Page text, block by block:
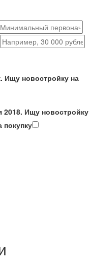
Ищу новостройку на
2018. Ищу новостройку
покупку